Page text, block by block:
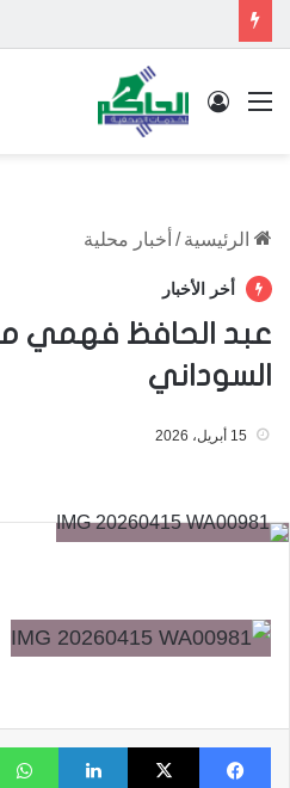
القائمة تسجيل الدخول
الرئيسية / أخبار محلية
أخر الأخبار
عبد الحافظ فهمي
السوداني
15 أبريل، 2026
فيسبوك X لينكدإن